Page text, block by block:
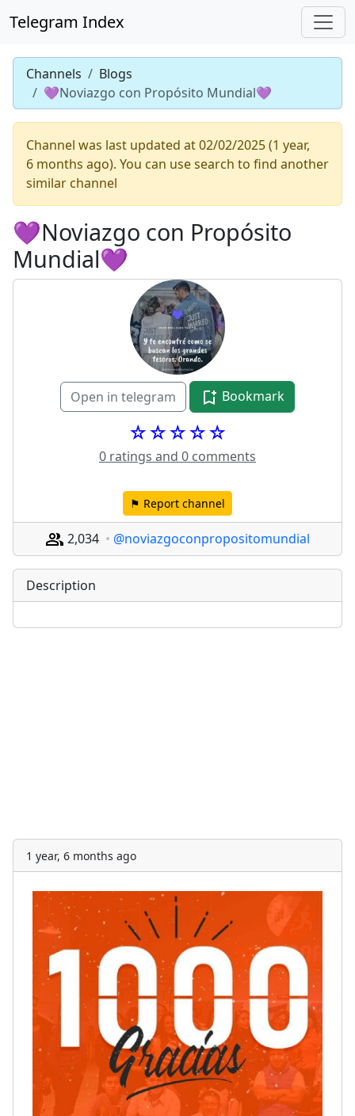
Telegram Index
Channels
Blogs
💜Noviazgo con Propósito Mundial💜
Channel was last updated at 02/02/2025 (1 year,
6 months ago). You can use search to find another
similar channel
💜Noviazgo con Propósito
Mundial💜
Open in telegram Bookmark
☆☆☆☆☆
0 ratings and 0 comments
⚑ Report channel
2,034 @noviazgoconpropositomundial
Description
1 year, 6 months ago